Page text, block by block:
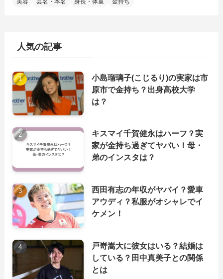
美容
芸名・本名 身長・体重 金持ち
人気の記事
小島瑠璃子(こじるり)の実家は市
原市で金持ち？出身高校大学
は？
キスマイ千賀健永はハーフ？実
家が金持ち過ぎてヤバい！母・
弟のインスタは？
西田有志の年収がヤバイ？愛車
アウディ？私服がオシャレでイ
ケメン！
戸嵜嵩大に彼女はいる？結婚は
している？田中真美子との関係
とは